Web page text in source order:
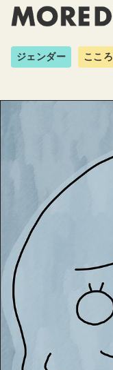
ジェンダー こころ